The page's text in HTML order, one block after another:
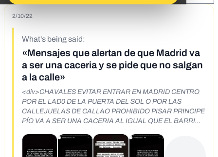
2/10/22
What's being said:
«Mensajes que alertan de que Madrid va
a ser una caceria y se pide que no salgan
a la calle»
<div>CHAVALES EVITAR ENTRAR EN MADRID CENTRO
POR EL LAD0 DE LA PUERTA DEL SOL O POR LAS
CALLEJUELAS DE CALLAO PROHIBIDO PISAR PRINCIPE
PÍO VA A SER UNA CACERIA AL IGUAL QUE EL BARRIO
UN DÍA PATRIA Y QUE DIOS OS GUÍE CUIDENSE MI
GENTE TENGAN CUIDADO&nbsp;</div>